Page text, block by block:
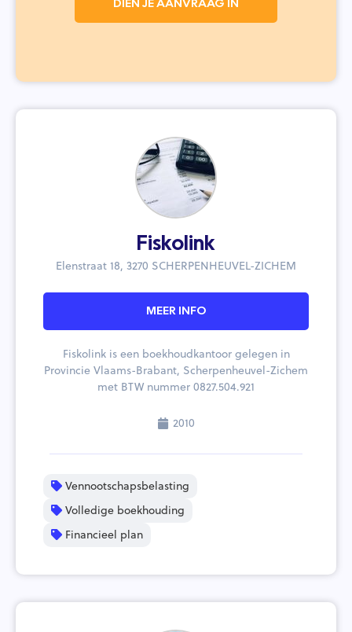
DIEN JE AANVRAAG IN
Fiskolink
Elenstraat 18, 3270 SCHERPENHEUVEL-ZICHEM
MEER INFO
Fiskolink is een boekhoudkantoor gelegen in
Provincie Vlaams-Brabant, Scherpenheuvel-Zichem
met BTW nummer 0827.504.921
2010
Vennootschapsbelasting
Volledige boekhouding
Financieel plan